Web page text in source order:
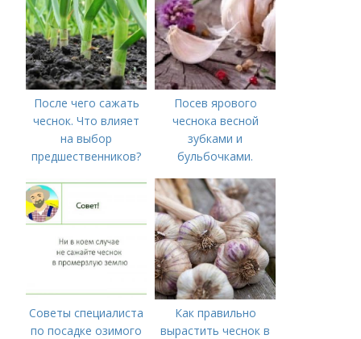
После чего сажать
чеснок. Что влияет
на выбор
предшественников?
Посев ярового
чеснока весной
зубками и
бульбочками.
посадки озимого
чеснока
Советы специалиста
по посадке озимого
Как правильно
вырастить чеснок в